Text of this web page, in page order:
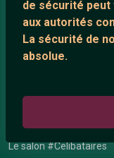
de sécurité
aux autorités
La sécurité de
absolue.
Support IRC
ARTICLES RÉCENTS
Chat en ligne
Témoignage de
Le salon #Celibataires